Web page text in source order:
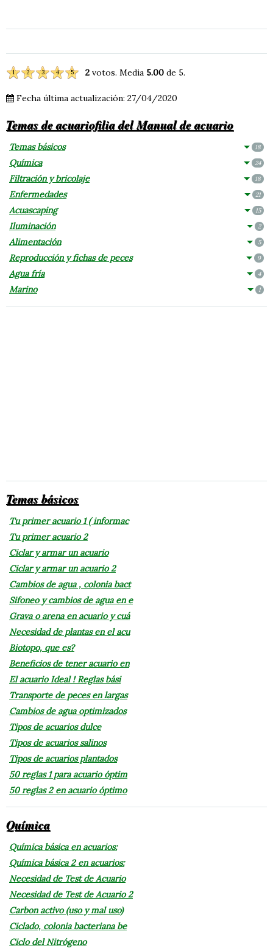
1 2 3 4 5 2 votos. Media 5.00 de 5.
Fecha última actualización: 27/04/2020
Temas de acuariofilia del Manual de acuario
Temas básicos 18
Química 24
Filtración y bricolaje 18
Enfermedades 21
Acuascaping 15
Iluminación 2
Alimentación 5
Reproducción y fichas de peces 9
Agua fría 4
Marino 1
Temas básicos
Tu primer acuario 1 ( informac
Tu primer acuario 2
Ciclar y armar un acuario
Ciclar y armar un acuario 2
Cambios de agua , colonia bact
Sifoneo y cambios de agua en e
Grava o arena en acuario y cuá
Necesidad de plantas en el acu
Biotopo, que es?
Beneficios de tener acuario en
El acuario Ideal ! Reglas bási
Transporte de peces en largas
Cambios de agua optimizados
Tipos de acuarios dulce
Tipos de acuarios salinos
Tipos de acuarios plantados
50 reglas 1 para acuario óptim
50 reglas 2 en acuario óptimo
Química
Química básica en acuarios:
Química básica 2 en acuarios:
Necesidad de Test de Acuario
Necesidad de Test de Acuario 2
Carbon activo (uso y mal uso)
Ciclado, colonia bacteriana be
Ciclo del Nitrógeno